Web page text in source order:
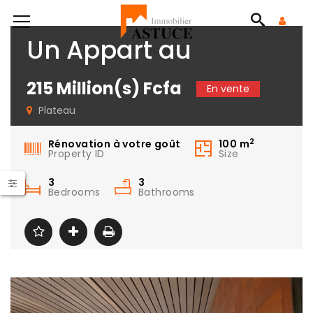
No Location!
Un Appart au
plateau
215 Million(s) Fcfa
En vente
Plateau
Rénovation à votre goût
Property ID
100 m2
Size
3
Bedrooms
3
Bathrooms